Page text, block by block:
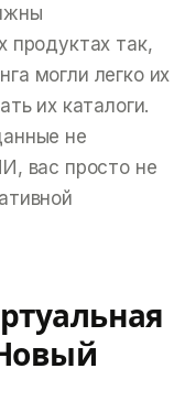
продуктах так,
могли легко их
их каталоги.
не
вас просто не